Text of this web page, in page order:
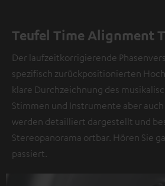
Teufel Time Alignment
Der laufzeitkorrigierende
spezifisch zurückpositionierten
klare Durchzeichnung des
Stimmen und Instrumente aber
werden detailliert dargestellt und
Stereopanorama ortbar. Hören Sie
passiert.